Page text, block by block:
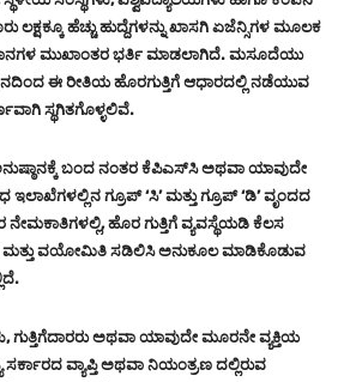
ಲಕ್ಷಕ್ಕೂ ಹೆಚ್ಚು ಹುದ್ದೆಗಳನ್ನು ಖಾಸಗಿ ಏಜೆನ್ಸಿಗಳ ಮೂಲಕ
ಮುಖಾಂತರ ಭರ್ತಿ ಮಾಡಲಾಗಿದೆ. ಮಸೂದೆಯು
ಈ ರೀತಿಯ ಹೊರಗುತ್ತಿಗೆ ಆಧಾರದಲ್ಲಿ ನಡೆಯುವ
ಸ್ಥಗಿತಗೊಳ್ಳಲಿವೆ.
ಬಂದ ನಂತರ ಕೆಪಿಎಸ್‌ಸಿ ಅಥವಾ ಯಾವುದೇ
ಗ್ರೂಪ್ ‘ಸಿ’ ಮತ್ತು ಗ್ರೂಪ್ ‘ಡಿ’ ವೃಂದದ
ನೇಮಕಾತಿಗಳಲ್ಲಿ, ಹೊರ ಗುತ್ತಿಗೆ ವ್ಯವಸ್ಥೆಯಡಿ ಕೆಲಸ
ಮತ್ತು ವಯೋಮಿತಿ ಸಡಿಲಿಸಿ ಅನುಕೂಲ ಮಾಡಿಕೊಡುವ
ಗುತ್ತಿಗೆದಾರರು ಅಥವಾ ಯಾವುದೇ ಮೂರನೇ ವ್ಯಕ್ತಿಯ
ವ್ಯಾಪ್ತಿ ಅಥವಾ ನಿಯಂತ್ರಣ ದಲ್ಲಿರುವ